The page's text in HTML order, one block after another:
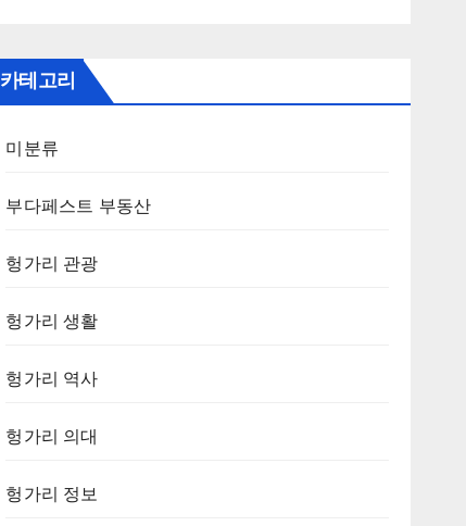
카테고리
미분류
부다페스트 부동산
헝가리 관광
헝가리 생활
헝가리 역사
헝가리 의대
헝가리 정보